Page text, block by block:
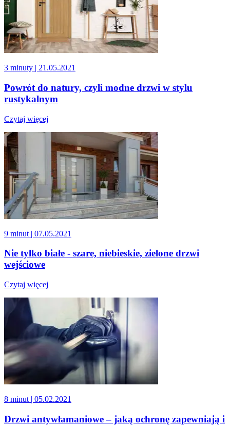
3 minuty | 21.05.2021
Powrót do natury, czyli modne drzwi w stylu
rustykalnym
Czytaj więcej
9 minut | 07.05.2021
Nie tylko białe - szare, niebieskie, zielone drzwi
wejściowe
Czytaj więcej
8 minut | 05.02.2021
Drzwi antywłamaniowe – jaką ochronę zapewniają i